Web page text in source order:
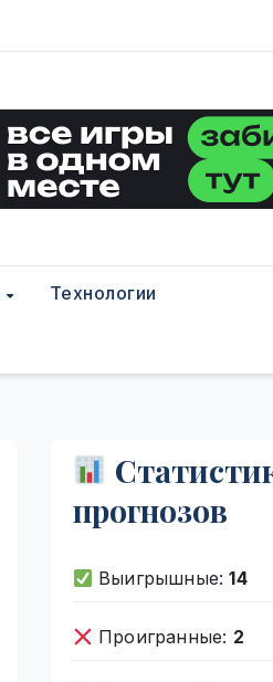
Технологии
прогнозов
Выигрышные:14
Проигранные: 2